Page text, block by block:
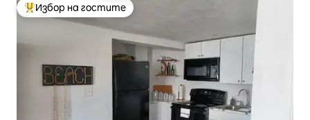
Най-популярен избор на гостите
Избор на гостите